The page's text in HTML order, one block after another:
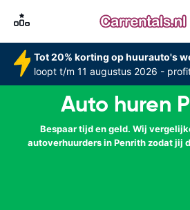
Tot 20% korting op huurauto's
loopt t/m 11 augustus 2026 -
Auto huren
Bespaar tijd en geld. Wij
autoverhuurders in Penrith zodat jij